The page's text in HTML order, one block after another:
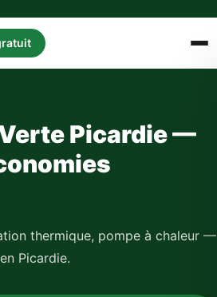
Picardie —
thermique, pompe à chaleur —
Picardie.